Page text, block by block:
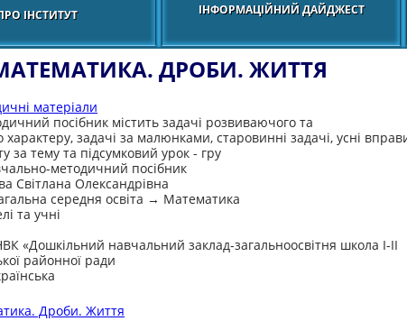
ІНСТИТУТ ІНФОРМАЦІЙНИЙ ДАЙДЖЕСТ
ДРОБИ. ЖИТТЯ
матеріали
посібник містить задачі розвиваючого та
характеру, задачі за малюнками, старовинні задачі, усні
за тему та підсумковий урок - гру
методичний посібник
Світлана Олександрівна
середня освіта → Математика
та учні
«Дошкільний навчальний заклад-загальноосвітня школа І-ІІ
районної ради
Дроби. Життя